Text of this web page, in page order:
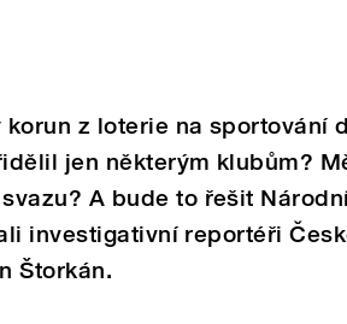
korun z loterie na sportování
jen některým klubům?
A bude to řešit
investigativní reportéři
Štorkán.